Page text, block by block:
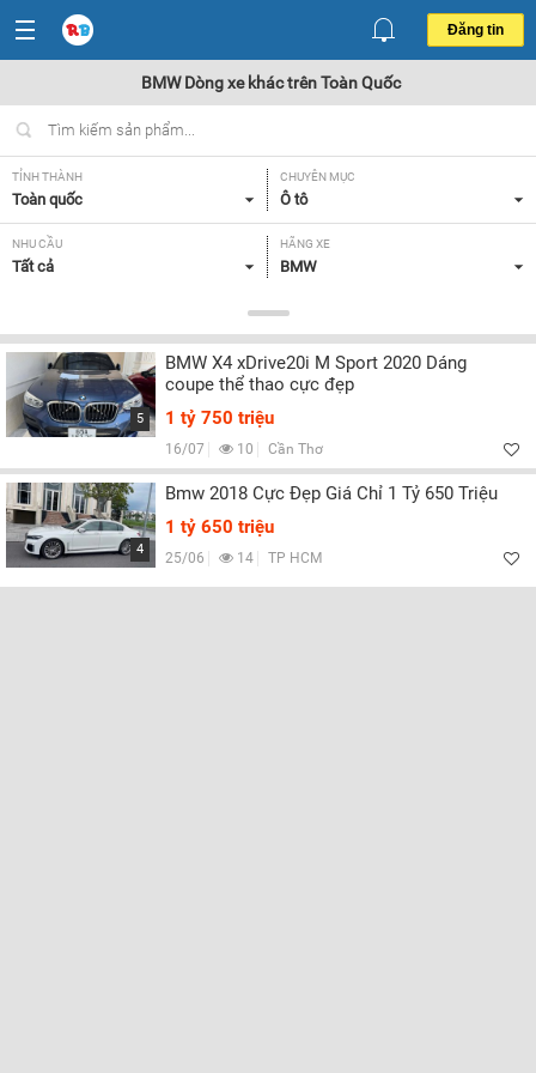
Đăng tin
BMW Dòng xe khác trên Toàn Quốc
TỈNH THÀNH
Toàn quốc
CHUYÊN MỤC
Ô tô
NHU CẦU
Tất cả
HÃNG XE
BMW
Dòng xe khác
NĂM SẢN XUẤT
Tất cả
GIÁ XE
Tất cả
XUẤT XỨ
Tất cả
Lọc
5
BMW X4 xDrive20i M Sport 2020 Dáng
coupe thể thao cực đẹp
1 tỷ 750 triệu
16/07 10 Cần Thơ
4
Bmw 2018 Cực Đẹp Giá Chỉ 1 Tỷ 650 Triệu
1 tỷ 650 triệu
25/06 14 TP HCM